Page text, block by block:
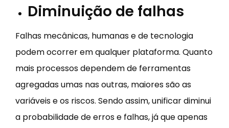
Diminuição de falhas
Falhas mecânicas, humanas e de tecnologia
podem ocorrer em qualquer plataforma. Quanto
mais processos dependem de ferramentas
agregadas umas nas outras, maiores são as
variáveis e os riscos. Sendo assim, unificar diminui
a probabilidade de erros e falhas, já que apenas